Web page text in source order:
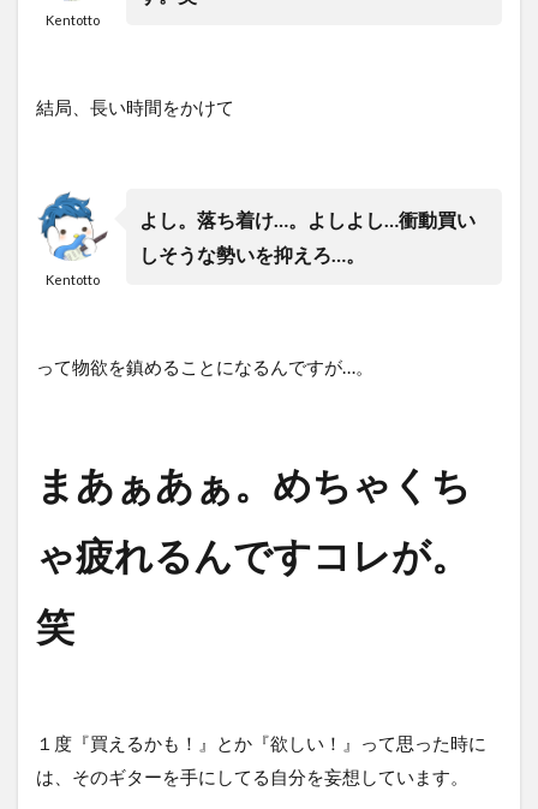
7
め》
重症
欲し
い病
も対
策で
きる
Kentotto
結局、長い時間をかけて
Kentotto
よし。落ち着け…。よしよし…衝動買い
しそうな勢いを抑えろ…。
って物欲を鎮めることになるんですが…。
まあぁあぁ。めちゃくち
ゃ疲れるんですコレが。
笑
１度『買えるかも！』とか『欲しい！』って思った時に
は、そのギターを手にしてる自分を妄想しています。